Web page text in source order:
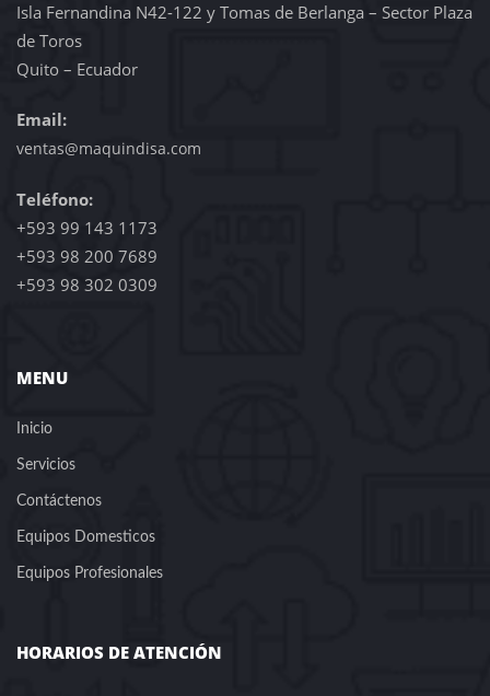
Isla Fernandina N42-122 y Tomas de Berlanga – Sector Plaza
de Toros
Quito – Ecuador
Email:
ventas@maquindisa.com
Teléfono:
+593 99 143 1173
+593 98 200 7689
+593 98 302 0309
MENU
Inicio
Servicios
Contáctenos
Equipos Domesticos
Equipos Profesionales
HORARIOS DE ATENCIÓN